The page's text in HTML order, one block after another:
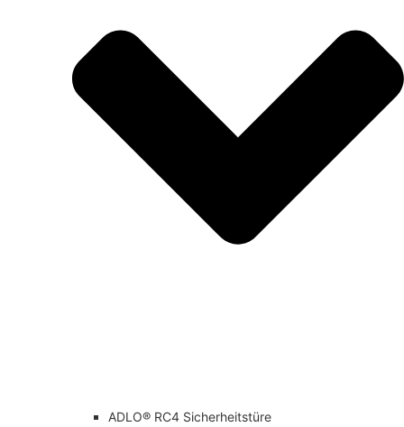
ADLO® RC4 Sicherheitstüre